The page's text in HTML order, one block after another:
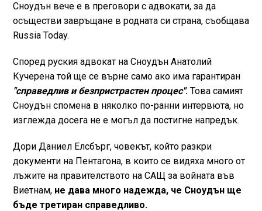
Сноудън вече е в преговори с адвокати, за да
осъществи завръщане в родната си страна, съобщава
Russia Today.
Според руския адвокат на Сноудън Анатолий
Кучерена той ще се върне само ако има гарантиран
"справедлив и безпристрастен процес". Това самият
Сноудън спомена в няколко по-ранни интервюта, но
изглежда досега не е могъл да постигне напредък.
Дори Даниел Елсбърг, човекът, който разкри
документи на Пентагона, в които се видяха много от
лъжите на правителството на САЩ за войната във
Виетнам, не дава много надежда, че Сноудън ще
бъде третиран справедливо.